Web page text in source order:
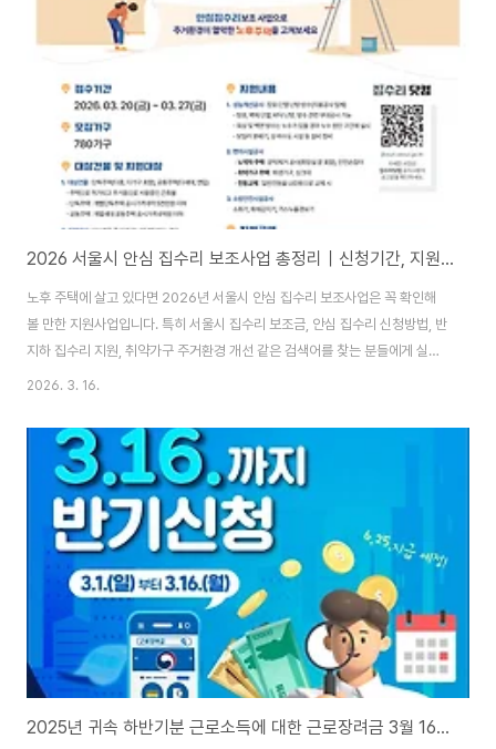
2명은 최대 540만 원까지 지원받을 수 있어요. 1) 소상공인 아이돌봄서비스
지원 내용(얼마나 지원되나요?)✅ 이용요금 2/3 지원(본인부담 1/3)민간 아이
2026 서울시 안심 집수리 보조사업 총정리｜신청기간, 지원대상, 지원금, 접수방법 한눈에 보기
노후 주택에 살고 있다면 2026년 서울시 안심 집수리 보조사업은 꼭 확인해
볼 만한 지원사업입니다. 특히 서울시 집수리 보조금, 안심 집수리 신청방법, 반
지하 집수리 지원, 취약가구 주거환경 개선 같은 검색어를 찾는 분들에게 실질
적으로 도움이 되는 내용입니다. 이번 사업은 단순한 인테리어 지원이 아니라,
는 점이 핵심입니다. 2026 서울시 안심 집수리 보조사업이란?2026년 안심
집수리 보조사업은 서울시가 노후 저층주택의 주거환경을 개선하기 위해 집수
리 비용 일부를 지원하는 제도입니다. 모집 규모는 780가구이며, 취약가구 우
선으로 예산 소진 시까지 진행됩니다. 공고일은 2026년 2월 27일이며, 신청
기간은 2026년 3월..
2026. 3. 16.
2025년 귀속 하반기분 근로소득에 대한 근로장려금 3월 16일까지 신청하기